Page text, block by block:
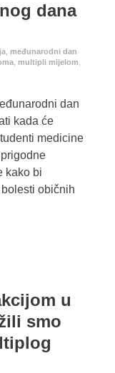
dana
međunarodni dan
multipli mijelom
dan
kada će
medicine
kako bi
običnih
u
smo